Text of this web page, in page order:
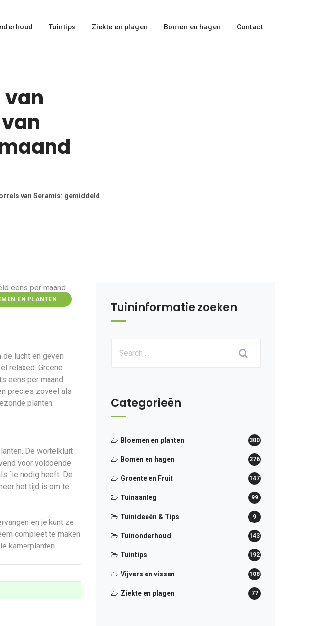
Tuintips Ziekte en plagen Bomen en hagen Contact
van Seramis: gemiddeld
EN PLANTEN
de lucht en geven
relaxed. Groene
eens per maand
precies zoveel als
planten.
De wortelkluit
voor voldoende
´ie nodig heeft. De
het tijd is om te
en je kunt ze
compleet te maken
kamerplanten.
Tuininformatie zoeken
Categorieën
Bloemen en planten 300
Bomen en hagen 276
Groente en Fruit 147
Tuinaanleg 99
Tuinideeën & Tips 9
Tuinonderhoud 143
Tuintips 192
Vijvers en vissen 108
Ziekte en plagen 77